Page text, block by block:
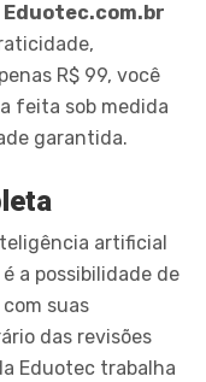
Eduotec.com.br
R$ 99, você
feita sob medida
garantida.
artificial
a possibilidade de
suas
das revisões
Eduotec trabalha